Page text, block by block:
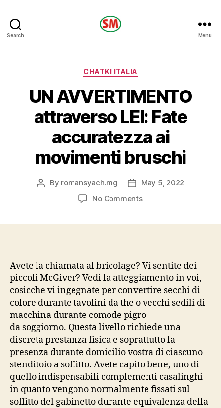
Search Menu
Categories
CHATKI ITALIA
UN AVVERTIMENTO
attraverso LEI: Fate
accuratezza ai
movimenti bruschi
Post
By romansyach.mg
PostMay 5, 2022
No Commentson
accuratezza
ai
movimenti
bruschi
Avete la chiamata al bricolage? Vi sentite dei
piccoli McGiver? Vedi la atteggiamento in voi,
cosicche vi ingegnate per convertire secchi di
colore durante tavolini da the o vecchi sedili di
macchina durante comode pigro
da soggiorno. Questa livello richiede una
discreta prestanza fisica e soprattutto la
presenza durante domicilio vostra di ciascuno
stenditoio a soffitto. Avete capito bene, uno di
quello indispensabili complementi casalinghi
in quanto vengono normalmente fissati sul
soffitto del gabinetto durante equivalenza della